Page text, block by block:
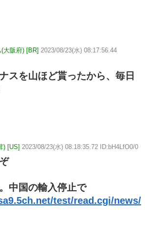
大阪府) [BR] 2023/08/23(水) 08:17:56.44
スを山ほど貰ったから、毎日
) [US] 2023/08/23(水) 08:18:35.72 ID:bH4LfO0/0
中国の輸入停止で
test/read.cgi/news/